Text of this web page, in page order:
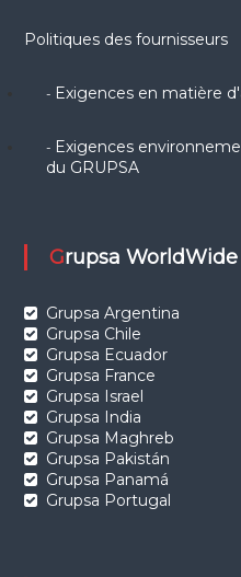
Politiques des fournisseurs
- Exigences en matière
- Exigences
du GRUPSA
Grupsa WorldWide
Grupsa Argentina
Grupsa Chile
Grupsa Ecuador
Grupsa France
Grupsa Israel
Grupsa India
Grupsa Maghreb
Grupsa Pakistán
Grupsa Panamá
Grupsa Portugal